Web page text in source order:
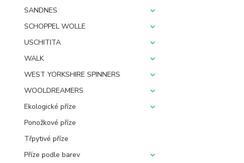
SANDNES
SCHOPPEL WOLLE
USCHITITA
WALK
WEST YORKSHIRE SPINNERS
WOOLDREAMERS
Ekologické příze
Ponožkové příze
Třpytivé příze
Příze podle barev